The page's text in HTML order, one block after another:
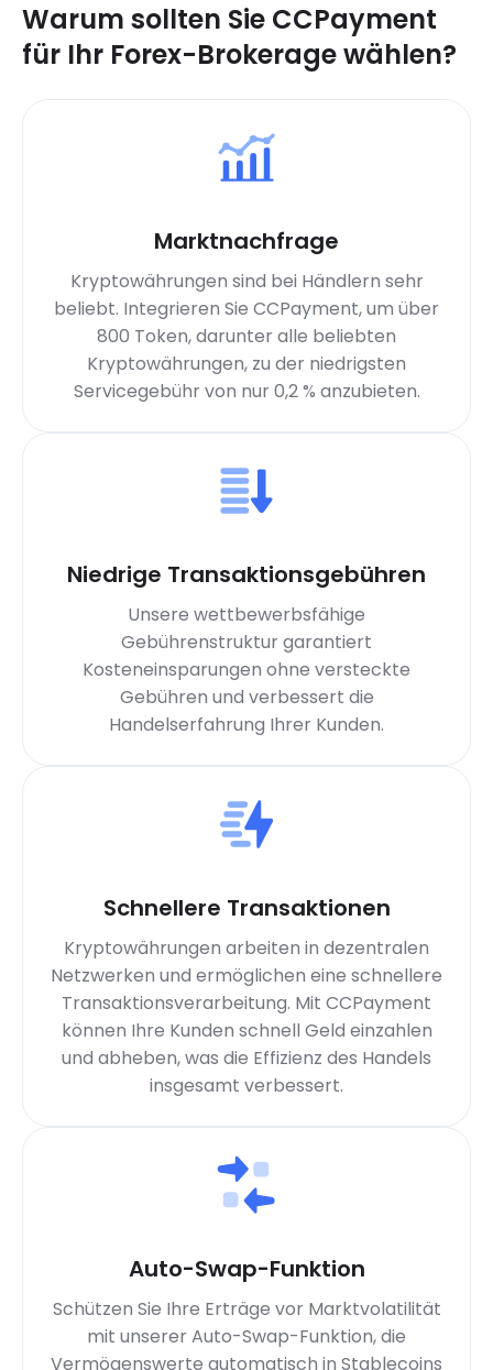
Warum sollten Sie CCPayment
für Ihr Forex-Brokerage wählen?
Marktnachfrage
Kryptowährungen sind bei Händlern sehr
beliebt. Integrieren Sie CCPayment, um über
800 Token, darunter alle beliebten
Kryptowährungen, zu der niedrigsten
Servicegebühr von nur 0,2 % anzubieten.
Niedrige Transaktionsgebühren
Unsere wettbewerbsfähige
Gebührenstruktur garantiert
Kosteneinsparungen ohne versteckte
Gebühren und verbessert die
Handelserfahrung Ihrer Kunden.
Schnellere Transaktionen
Kryptowährungen arbeiten in dezentralen
Netzwerken und ermöglichen eine schnellere
Transaktionsverarbeitung. Mit CCPayment
können Ihre Kunden schnell Geld einzahlen
und abheben, was die Effizienz des Handels
insgesamt verbessert.
Auto-Swap-Funktion
Schützen Sie Ihre Erträge vor Marktvolatilität
mit unserer Auto-Swap-Funktion, die
Vermögenswerte automatisch in Stablecoins